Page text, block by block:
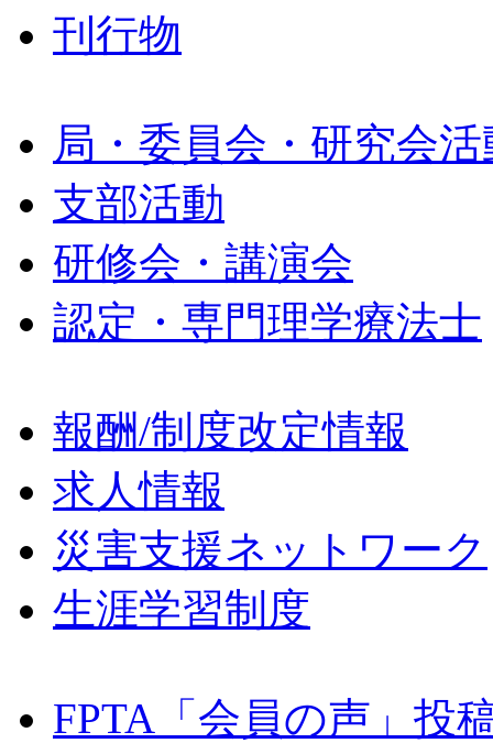
刊行物
局・委員会・研究会
支部活動
研修会・講演会
認定・専門理学療法士
報酬/制度改定情報
求人情報
災害支援ネットワーク
生涯学習制度
FPTA「会員の声」投